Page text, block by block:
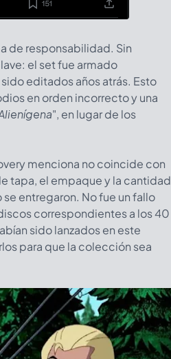
de responsabilidad. Sin
el set fue armado
editados años atrás. Esto
en orden incorrecto y una
", en lugar de los
menciona no coincide con
tapa, el empaque y la cantidad
entregaron. No fue un fallo
correspondientes a los 40
sido lanzados en este
para que la colección sea